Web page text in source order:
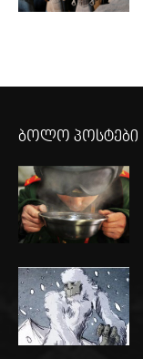
ბოლო პოსტები